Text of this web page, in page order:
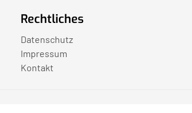
Rechtliches
Datenschutz
Impressum
Kontakt